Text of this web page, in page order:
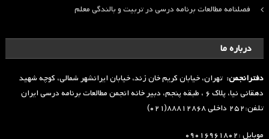
فصلنامه مطالعات برنامه درسی در تربیت و بالندگی معلم
درباره ما
دفترانجمن: تهران، خیابان کریم خان زند، خیابان ایرانشهر شمالی، کوچه شهید
دهقانی نیا، پلاک ۶ ، طبقه پنجم، دبیر خانه انجمن مطالعات برنامه درسی ایران
تلفن:۲۵۲ داخلی ۸۸۸۱۲۸۶۸(۰۲۱)
موبایل :۰۹۰۱۶۹۶۱۸۰۲